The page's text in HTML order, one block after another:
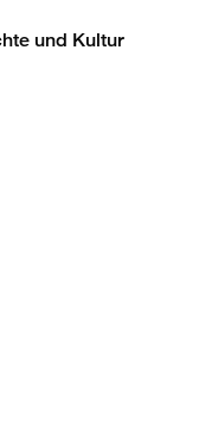
und Kultur